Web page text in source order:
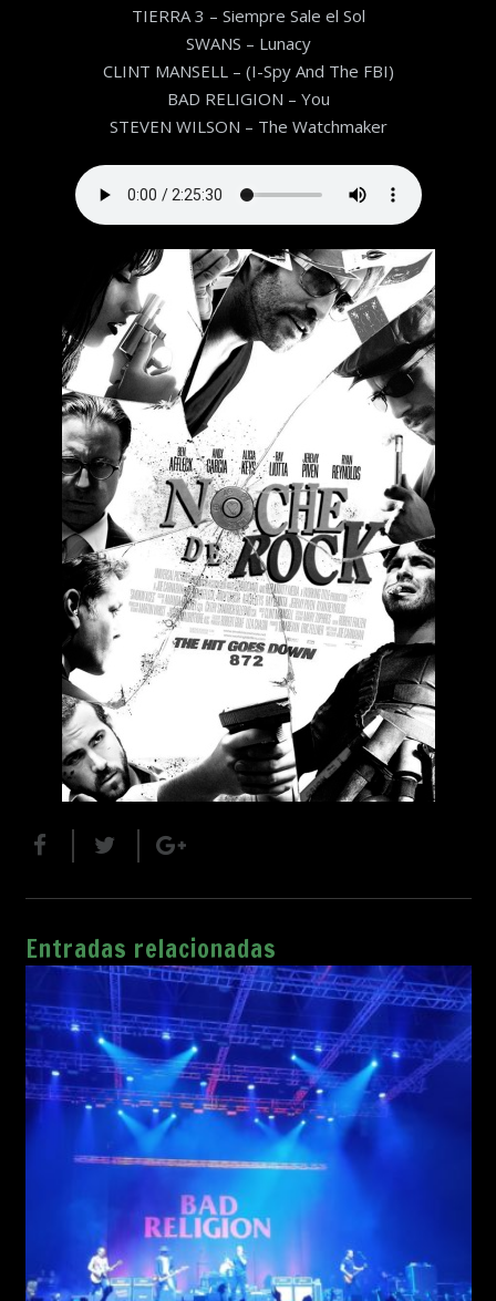
TIERRA 3 – Siempre Sale el Sol
SWANS – Lunacy
CLINT MANSELL – (I-Spy And The FBI)
BAD RELIGION – You
STEVEN WILSON – The Watchmaker
Entradas relacionadas